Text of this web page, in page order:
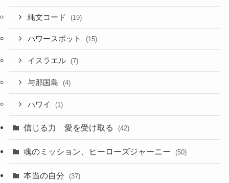
縄文コード (19)
パワースポット (15)
イスラエル (7)
与那国島 (4)
ハワイ (1)
信じる力 愛を受け取る (42)
魂のミッション、ヒーローズジャーニー (50)
本当の自分 (37)